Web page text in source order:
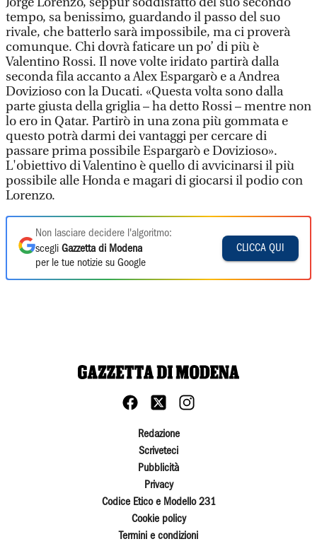
tempo, sa benissimo, guardando il passo del suo
rivale, che batterlo sarà impossibile, ma ci proverà
comunque. Chi dovrà faticare un po’ di più è
Valentino Rossi. Il nove volte iridato partirà dalla
seconda fila accanto a Alex Espargarò e a Andrea
Dovizioso con la Ducati. «Questa volta sono dalla
parte giusta della griglia – ha detto Rossi – mentre non
lo ero in Qatar. Partirò in una zona più gommata e
questo potrà darmi dei vantaggi per cercare di
passare prima possibile Espargarò e Dovizioso».
L'obiettivo di Valentino è quello di avvicinarsi il più
possibile alle Honda e magari di giocarsi il podio con
Lorenzo.
Non lasciare decidere l'algoritmo:
scegli Gazzetta di Modena
per le tue notizie su Google
CLICCA QUI
Redazione
Scriveteci
Pubblicità
Privacy
Codice Etico e Modello 231
Cookie policy
Termini e condizioni